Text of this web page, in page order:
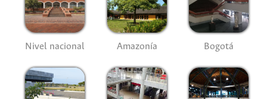
Nivel nacional Amazonía Bogotá